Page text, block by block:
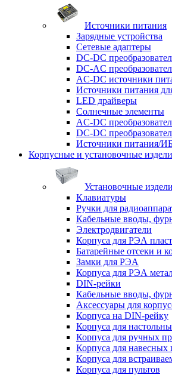
Источники питания
Зарядные устройства
Сетевые адаптеры
DC-DC
DC-AC
AC-DC источники
Источники питания
LED драйверы
Солнечные элементы
AC-DC
DC-DC
Источники питания/
Корпусные и установочные
Установочные
Клавиатуры
Ручки для
Кабельные вводы,
Электродвигатели
Корпуса для РЭА
Батарейные отсеки и
Замки для РЭА
Корпуса для РЭА
DIN-рейки
Кабельные вводы,
Аксессуары для
Корпуса на DIN-рейку
Корпуса для
Корпуса для ручных
Корпуса для навесных
Корпуса для
Корпуса для пультов